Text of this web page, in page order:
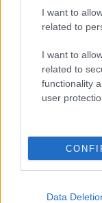
I want to
related to
I want to
related to
functionality
user
Data
06/08/2026
με τον
Ισόπαλο το
05/08/2026
Προς
Πανεπιστημίου